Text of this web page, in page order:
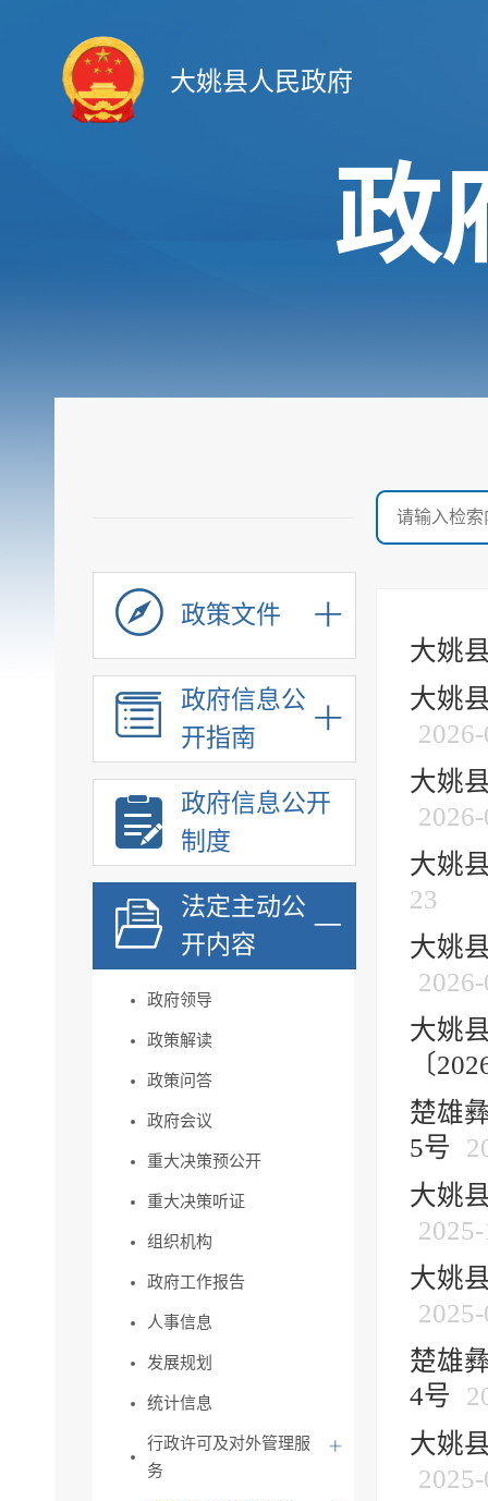
大姚县人民政府
政
政策文件
政府信息公
开指南
政府信息公开
制度
法定主动公
开内容
政府领导
政策解读
政策问答
政府会议
重大决策预公开
重大决策听证
组织机构
政府工作报告
人事信息
发展规划
统计信息
行政许可及对外管理服
务
大姚
大姚
大姚
大姚
23
大姚
大姚
〔
楚雄
5号
大姚
大姚
楚雄
4号
大姚